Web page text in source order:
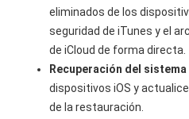
eliminados de los
seguridad de iTunes y el
de iCloud de forma directa.
Recuperación del sistema
dispositivos iOS y
de la restauración.